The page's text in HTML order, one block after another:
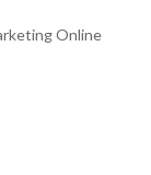
Online